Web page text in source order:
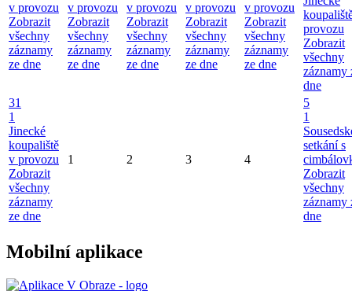
v provozu
Zobrazit
všechny
záznamy
ze dne
v provozu
Zobrazit
všechny
záznamy
ze dne
v provozu
Zobrazit
všechny
záznamy
ze dne
v provozu
Zobrazit
všechny
záznamy
ze dne
v provozu
Zobrazit
všechny
záznamy
ze dne
provozu
Zobrazit
všechny
záznamy
dne
31
1
Jinecké
koupaliště
v provozu
Zobrazit
všechny
záznamy
ze dne
1 2 3 4
5
1
setkání s
Zobrazit
všechny
záznamy
dne
Mobilní aplikace